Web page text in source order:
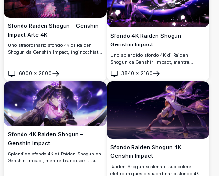
Sfondo Raiden Shogun – Genshin
Impact Arte 4K
Uno straordinario sfondo 4K di Raiden
Shogun da Genshin Impact, inginocchiata
parasole rosso e petali magici che
6000 × 2800
Apri
Sfondo 4K Raiden Shogun –
Genshin Impact
Uno splendido sfondo 4K di Raiden
Shogun da Genshin Impact, mentre
di energia viola. Artwork ad alta
risoluzione con illuminazione
drammatica, atmosfera oscura e dettagli
intricati del personaggio.
3840 × 2160
Apri
Sfondo 4K Raiden Shogun –
Genshin Impact
Splendido sfondo 4K di Raiden Shogun da
Genshin Impact, mentre brandisce la sua
Sfondo Raiden Shogun 4K
Genshin Impact
Raiden Shogun scatena il suo potere
elettro in questo straordinario sfondo 4K di